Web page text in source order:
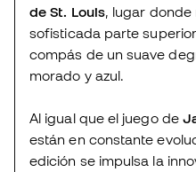
de St. Louis, lugar donde
sofisticada parte
compás de un suave
morado y azul.
Al igual que el juego de
están en constante
edición se impulsa la